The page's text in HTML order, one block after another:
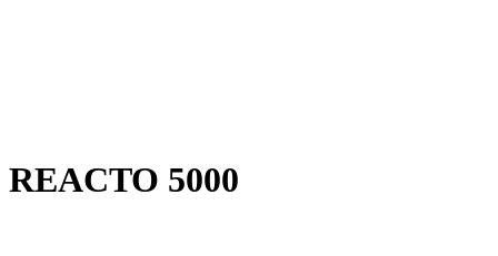
REACTO 5000